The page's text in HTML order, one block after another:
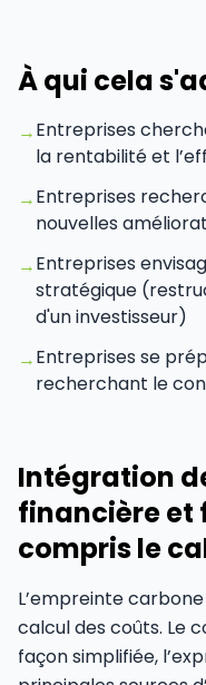
À qui cela
→Entreprises
la rentabilité et
→Entreprises
nouvelles
→Entreprises
stratégique
d'un investisseur)
→Entreprises se
recherchant le
Intégration
financière et
compris le
L’empreinte
calcul des coûts. Le
façon simplifiée,